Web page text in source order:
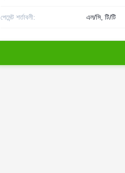
পেমেন্ট শর্তাবলী: এল/সি, টি/টি